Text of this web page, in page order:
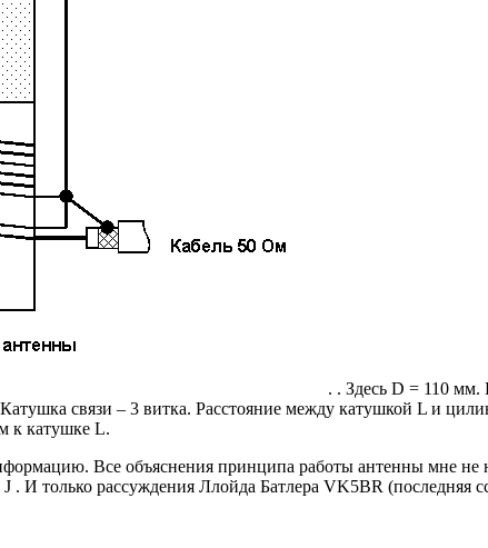
. . Здесь D = 110 мм.
связи – 3 витка. Расстояние между катушкой L и
к катушке L.
Все объяснения принципа работы антенны мне
J . И только рассуждения Ллойда Батлера VK5BR (последняя